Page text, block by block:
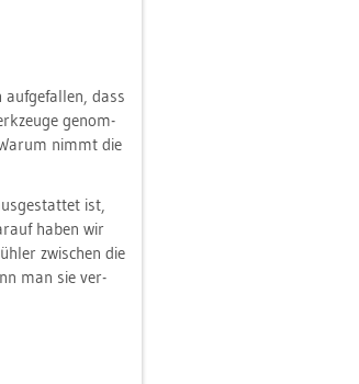
auf­ge­fal­len, dass
ge­nom­
nimmt die
ist,
haben wir
zwi­schen die
man sie ver­